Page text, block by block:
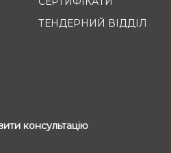
ТЕНДЕРНИЙ ВІДДІЛ
консультацію